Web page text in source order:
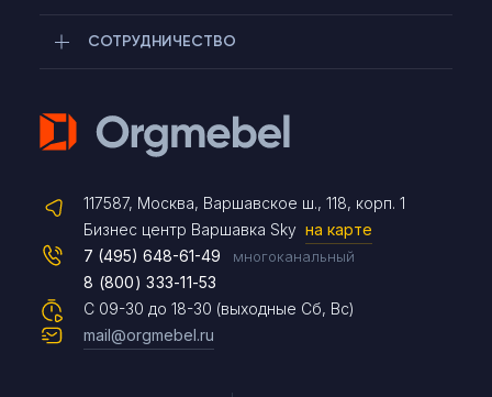
СОТРУДНИЧЕСТВО
117587, Москва, Варшавское ш., 118, корп. 1
Бизнес центр Варшавка Sky на карте
С 09-30 до 18-30 (выходные Сб, Вс)
7 (495) 648-61-49 многоканальный
8 (800) 333-11-53
mail@orgmebel.ru
Telegram
Max
Чат на сайте